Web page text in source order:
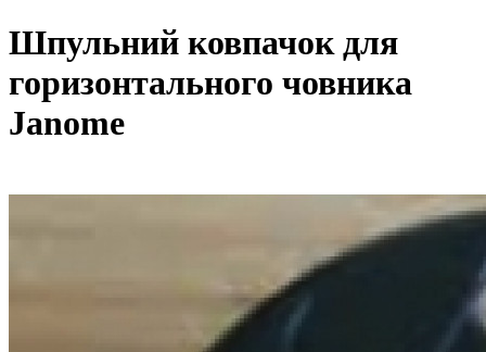
Шпульний ковпачок для
горизонтального човника
Janome